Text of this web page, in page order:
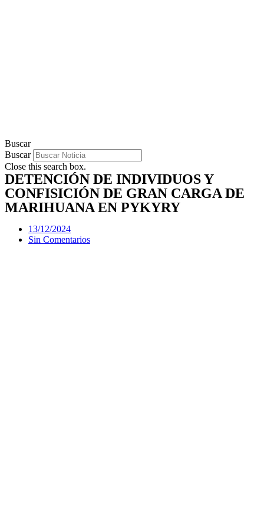
Buscar
Buscar
Close this search box.
DETENCIÓN DE INDIVIDUOS Y
CONFISICIÓN DE GRAN CARGA DE
MARIHUANA EN PYKYRY
13/12/2024
Sin Comentarios